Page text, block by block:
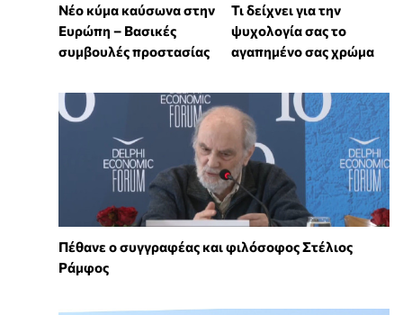
Νέο κύμα καύσωνα στην
Ευρώπη – Βασικές
συμβουλές προστασίας
Τι δείχνει για την
ψυχολογία σας το
αγαπημένο σας χρώμα
Πέθανε ο συγγραφέας και φιλόσοφος Στέλιος
Ράμφος